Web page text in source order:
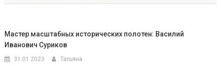
Мастер масштабных исторических полотен: Василий
Иванович Суриков
31.01.2023 Татьяна